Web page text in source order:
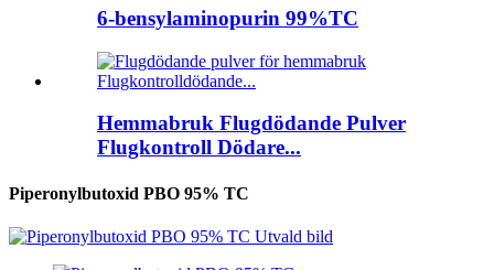
6-bensylaminopurin 99%TC
Hemmabruk Flugdödande Pulver
Flugkontroll Dödare...
Piperonylbutoxid PBO 95% TC